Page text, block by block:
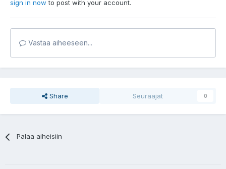
sign in now to post with your account.
Vastaa aiheeseen...
Share Seuraajat 0
Palaa aiheisiin